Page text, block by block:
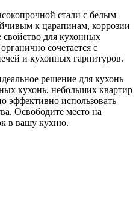
стали с белым
к царапинам, коррозии
для кухонных
сочетается с
и кухонных гарнитуров.
решение для кухонь
кухонь, небольших квартир
использовать
Освободите место на
в вашу кухню.